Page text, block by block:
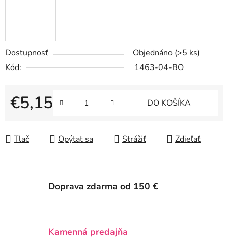
Dostupnosť Objednáno (>5 ks)
Kód:
1463-04-BO
€5,15
Jednotková cena:
DO KOŠÍKA
Tlač Opýtať sa Strážiť Zdieľať
Doprava zdarma od 150 €
Kamenná predajňa